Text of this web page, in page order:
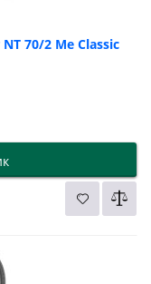
70/2 Me Classic